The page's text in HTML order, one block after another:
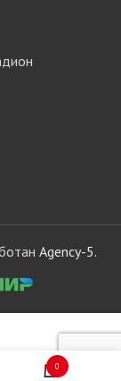
Agency-5.
0